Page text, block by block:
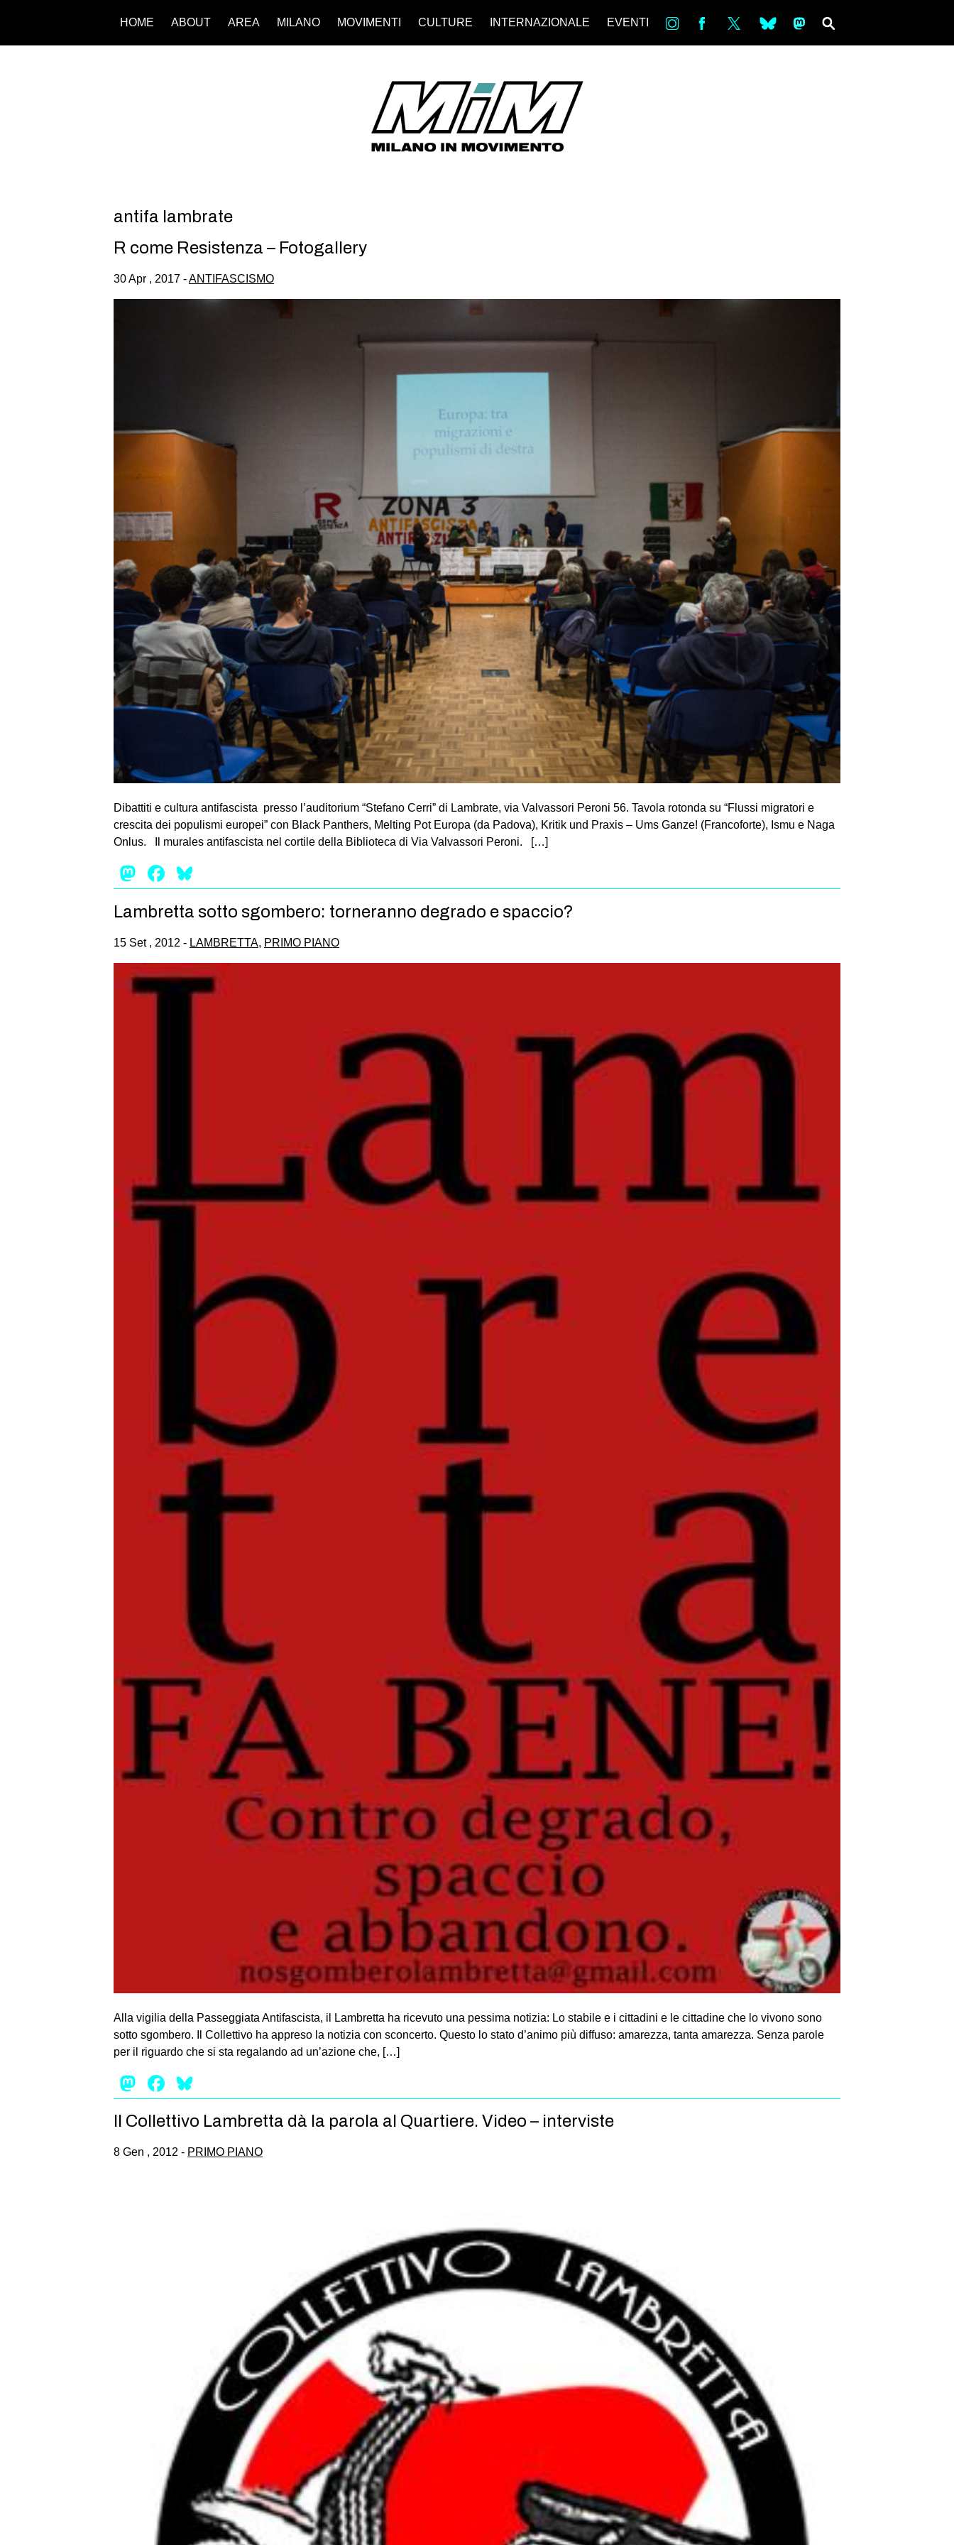
HOME ABOUT AREA MILANO MOVIMENTI CULTURE INTERNAZIONALE EVENTI in bsky ms
antifa lambrate
R come Resistenza – Fotogallery
30 Apr , 2017 -ANTIFASCISMO
Dibattiti e cultura antifascista presso l’auditorium “Stefano Cerri” di Lambrate, via Valvassori Peroni 56. Tavola rotonda su “Flussi migratori e
crescita dei populismi europei” con Black Panthers, Melting Pot Europa (da Padova), Kritik und Praxis – Ums Ganze! (Francoforte), Ismu e Naga
Onlus. Il murales antifascista nel cortile della Biblioteca di Via Valvassori Peroni. […]
Mastodon
Facebook
Lambretta sotto sgombero: torneranno degrado e spaccio?
15 Set , 2012 - LAMBRETTA, PRIMO PIANO
Alla vigilia della Passeggiata Antifascista, il Lambretta ha ricevuto una pessima notizia: Lo stabile e i cittadini e le cittadine che lo vivono sono
sotto sgombero. Il Collettivo ha appreso la notizia con sconcerto. Questo lo stato d’animo più diffuso: amarezza, tanta amarezza. Senza parole
per il riguardo che si sta regalando ad un’azione che, […]
Mastodon
Facebook
Il Collettivo Lambretta dà la parola al Quartiere. Video – interviste
8 Gen , 2012 - PRIMO PIANO